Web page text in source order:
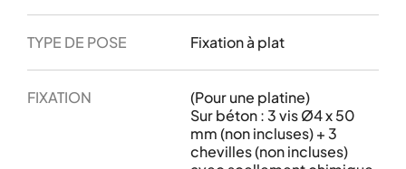
TYPE DE POSE Fixation à plat
FIXATION
(Pour une platine)
Sur béton : 3 vis Ø4 x 50
mm (non incluses) + 3
chevilles (non incluses)